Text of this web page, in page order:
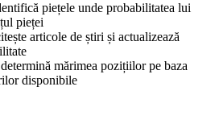
piețele unde probabilitatea lui
pieței
articole de știri și actualizează
mărimea pozițiilor pe baza
disponibile